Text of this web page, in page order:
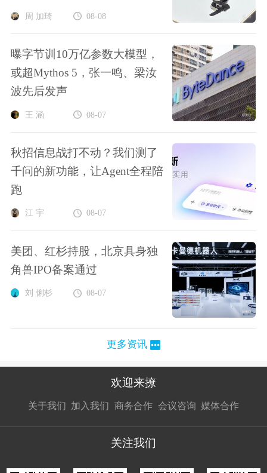
周 加琦 08-08
曝字节训10万亿参数大模型，
或超Mythos 5，张一鸣、梁汝
波先后发声
王 涵 08-07
秋招信息战打不动？我们测了
千问的新功能，让Agent全程陪
跑
江 宇 08-07
美团、红杉持股，北京具身独
角兽IPO备案通过
刘 俐杉 08-07
更多资讯
欢迎来撩
关于我们 加入我们
接扔简历
商务合作
接开聊
会议咨询 媒体合作
接开聊
关注我们